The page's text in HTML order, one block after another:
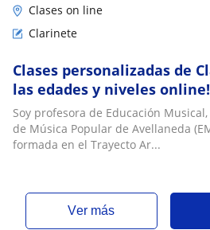
Clases on line
Clarinete
Clases personalizadas de
las edades y niveles
Barracas o Parque Patricios
Soy profesora de Educación
de Música Popular de Avellaneda
formada en el Trayecto Ar...
ver más